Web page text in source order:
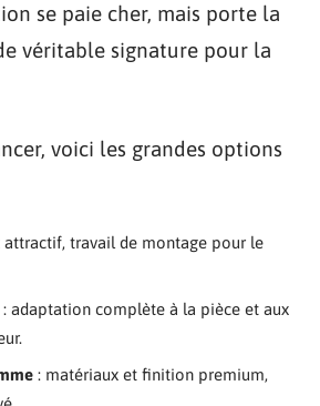
se paie cher, mais porte la
véritable signature pour la
voici les grandes options
attractif, travail de montage pour le
: adaptation complète à la pièce et aux
: matériaux et finition premium,